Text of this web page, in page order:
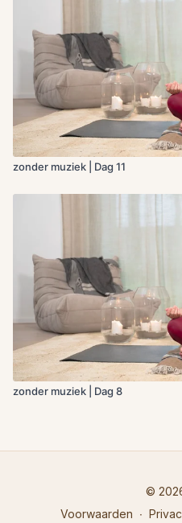
zonder muziek | Dag 11
zonder muziek | Dag 8
©
Voorwaarden ∙